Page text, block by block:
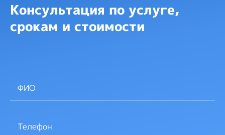
Консультация по услуге,
срокам и стоимости